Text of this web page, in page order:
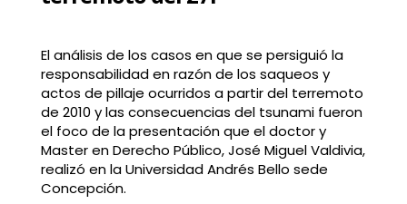
El análisis de los casos en que se persiguió la
responsabilidad en razón de los saqueos y
actos de pillaje ocurridos a partir del terremoto
de 2010 y las consecuencias del tsunami fueron
el foco de la presentación que el doctor y
Master en Derecho Público, José Miguel Valdivia,
realizó en la Universidad Andrés Bello sede
Concepción.